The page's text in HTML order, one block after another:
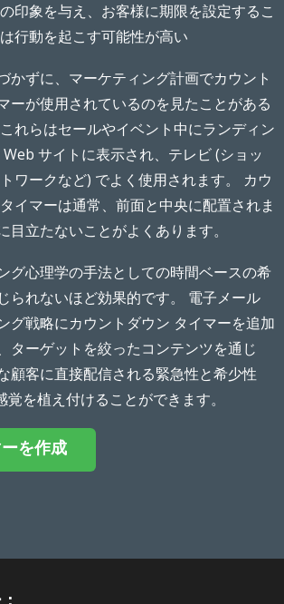
印象を与え、お客様に期限を設定するこ
行動を起こす可能性が高い
かずに、マーケティング計画でカウント
ーが使用されているのを見たことがある
れらはセールやイベント中にランディン
サイトに表示され、テレビ (ショッ
ワークなど) でよく使用されます。 カウ
イマーは通常、前面と中央に配置されま
目立たないことがよくあります。
グ心理学の手法としての時間ベースの希
られないほど効果的です。 電子メール
グ戦略にカウントダウン タイマーを追加
ターゲットを絞ったコンテンツを通じ
顧客に直接配信される緊急性と希少性
覚を植え付けることができます。
を作成